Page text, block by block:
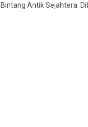
Bintang Antik Sejahtera.